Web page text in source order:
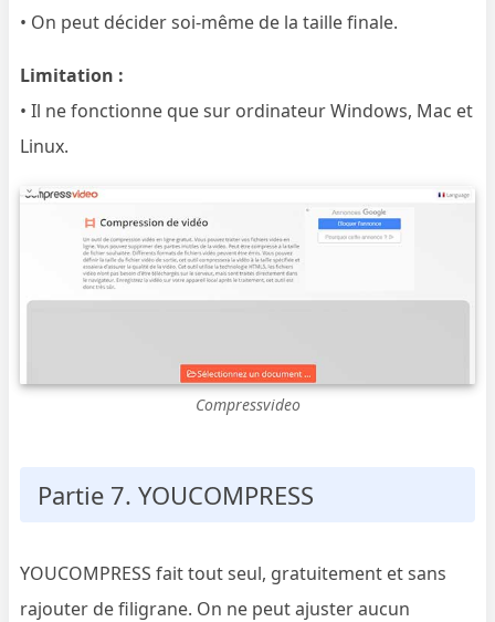
• On peut décider soi-même de la taille finale.
Limitation :
• Il ne fonctionne que sur ordinateur Windows, Mac et
Linux.
Compressvideo
Partie 7. YOUCOMPRESS
YOUCOMPRESS fait tout seul, gratuitement et sans
rajouter de filigrane. On ne peut ajuster aucun